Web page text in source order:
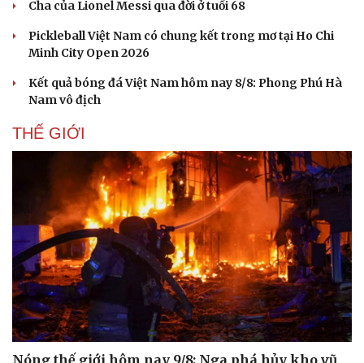
Cha của Lionel Messi qua đời ở tuổi 68
Pickleball Việt Nam có chung kết trong mơ tại Ho Chi
Minh City Open 2026
Kết quả bóng đá Việt Nam hôm nay 8/8: Phong Phú Hà
Nam vô địch
THẾ GIỚI